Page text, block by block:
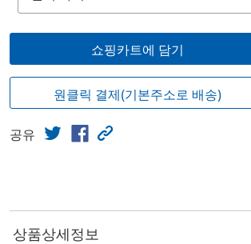
쇼핑카트에 담기
원클릭 결제(기본주소로 배송)
공유
상품상세정보